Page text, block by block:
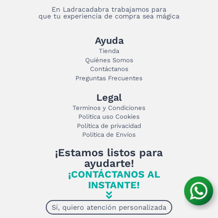
En Ladracadabra trabajamos para
que tu experiencia de compra sea mágica
Ayuda
Tienda
Quiénes Somos
Contáctanos
Preguntas Frecuentes
Legal
Terminos y Condiciones
Politica uso Cookies
Política de privacidad
Política de Envíos
¡Estamos listos para
ayudarte!
¡CONTÁCTANOS AL
INSTANTE!
Sí, quiero atención personalizada